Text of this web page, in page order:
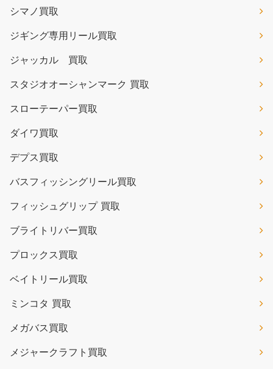
シマノ買取
ジギング専用リール買取
ジャッカル 買取
スタジオオーシャンマーク 買取
スローテーパー買取
ダイワ買取
デプス買取
バスフィッシングリール買取
フィッシュグリップ 買取
ブライトリバー買取
プロックス買取
ベイトリール買取
ミンコタ 買取
メガバス買取
メジャークラフト買取